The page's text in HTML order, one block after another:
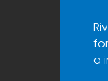
a